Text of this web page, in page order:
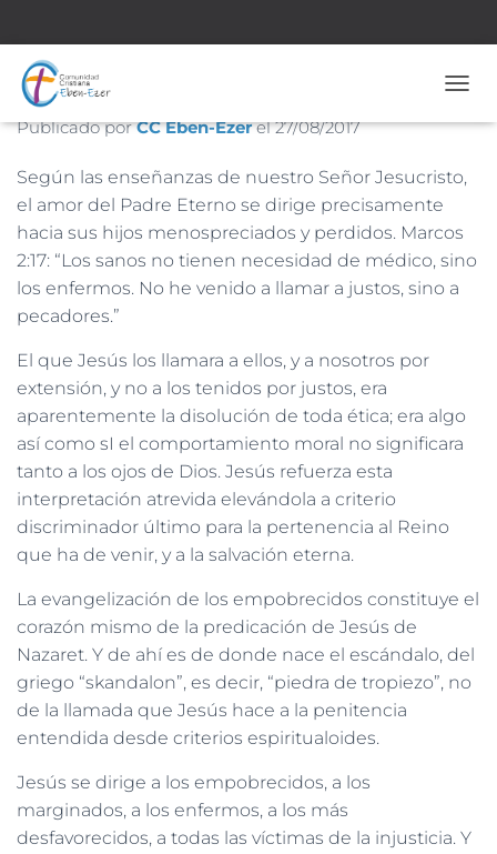
Nº 1.730 – 27 de Agosto de 2017
Publicado porCC Eben-Ezerel27/08/2017
Según las enseñanzas de nuestro Señor Jesucristo,
el amor del Padre Eterno se dirige precisamente
hacia sus hijos menospreciados y perdidos. Marcos
2:17: “Los sanos no tienen necesidad de médico, sino
los enfermos. No he venido a llamar a justos, sino a
pecadores.”
El que Jesús los llamara a ellos, y a nosotros por
extensión, y no a los tenidos por justos, era
aparentemente la disolución de toda ética; era algo
así como sI el comportamiento moral no significara
tanto a los ojos de Dios. Jesús refuerza esta
interpretación atrevida elevándola a criterio
discriminador último para la pertenencia al Reino
que ha de venir, y a la salvación eterna.
La evangelización de los empobrecidos constituye el
corazón mismo de la predicación de Jesús de
Nazaret. Y de ahí es de donde nace el escándalo, del
griego “skandalon”, es decir, “piedra de tropiezo”, no
de la llamada que Jesús hace a la penitencia
entendida desde criterios espiritualoides.
Jesús se dirige a los empobrecidos, a los
marginados, a los enfermos, a los más
desfavorecidos, a todas las víctimas de la injusticia. Y